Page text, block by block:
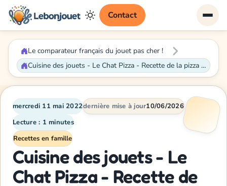
Contact
Le comparateur français du jouet pas cher !
Cuisine des jouets - Le Chat Pizza - Recette de la pizza : Le Chat Pizza
mercredi 11 mai 2022dernière mise à jour10/06/2026
Lecture : 1 minutes
Recettes en famille
Cuisine des jouets - Le
Chat Pizza - Recette de